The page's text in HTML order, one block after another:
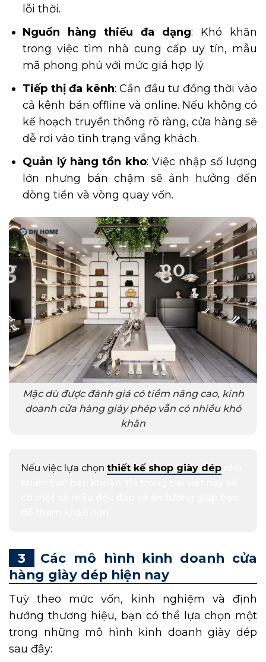
lỗi thời.
Nguồn hàng thiếu đa dạng: Khó khăn
trong việc tìm nhà cung cấp uy tín, mẫu
mã phong phú với mức giá hợp lý.
Tiếp thị đa kênh: Cần đầu tư đồng thời vào
cả kênh bán offline và online. Nếu không có
kế hoạch truyền thông rõ ràng, cửa hàng sẽ
dễ rơi vào tình trạng vắng khách.
Quản lý hàng tồn kho: Việc nhập số lượng
lớn nhưng bán chậm sẽ ảnh hưởng đến
dòng tiền và vòng quay vốn.
Mặc dù được đánh giá có tiềm năng cao, kinh
doanh cửa hàng giày phép vẫn có nhiều khó
khăn
Nếu việc lựa chọn thiết kế shop giày dép
Các mô hình kinh doanh cửa
hàng giày dép hiện nay
Tuỳ theo mức vốn, kinh nghiệm và định
hướng thương hiệu, bạn có thể lựa chọn một
trong những mô hình kinh doanh giày dép
sau đây: